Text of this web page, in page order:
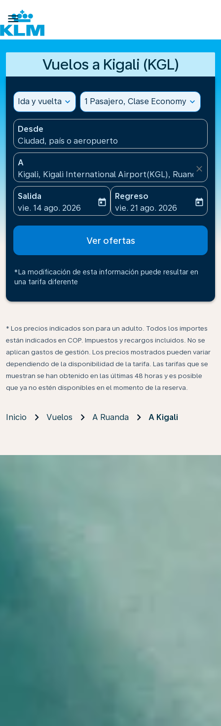

Vuelos a Kigali (KGL)
Ida y vuelta expand_more 1 Pasajero, Clase Economy expand_more
Desde
Ciudad, país o aeropuerto
A
Kigali, Kigali International Airport(KGL), Ruanda
close
Salida
fc-booking-departure-date-aria-label
vie. 14 ago. 2026
today
Regreso
fc-booking-return-date-
vie. 21 ago. 2026
today
Ver ofertas
*La modificación de esta información puede resultar en
una tarifa diferente
* Los precios indicados son para un adulto. Todos los importes
están indicados en COP. Impuestos y recargos incluidos. No se
aplican gastos de gestión. Los precios mostrados pueden variar
dependiendo de la disponibilidad de la tarifa. Las tarifas que se
muestran se han obtenido en las últimas 48 horas y es posible
que ya no estén disponibles en el momento de la reserva.
Inicio Vuelos A Ruanda A Kigali